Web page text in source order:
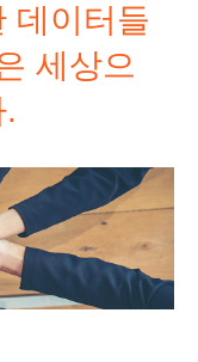
데이터들
세상으